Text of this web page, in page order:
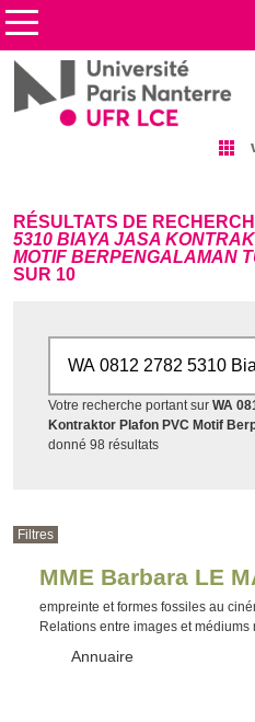
RÉSULTATS DE
5310 BIAYA JASA
MOTIF BERPENGALAMAN
SUR 10
Votre recherche portant sur WA
Kontraktor Plafon PVC Motif
donné 98 résultatsAccéder aux
Filtres
MME Barbara LE
empreinte et formes fossiles au
Relations entre images et médiums
Type :
Annuaire